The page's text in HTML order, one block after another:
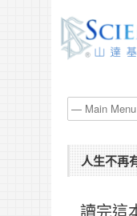
人生不再
讀完這